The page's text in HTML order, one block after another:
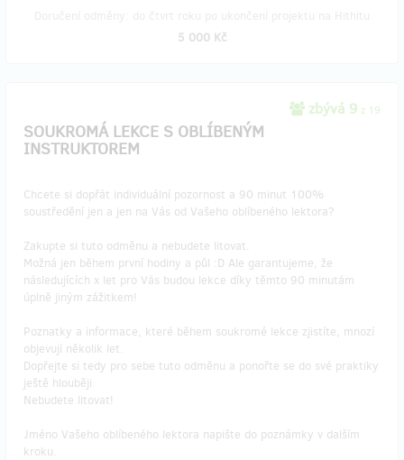
5 000 Kč
zbývá 9 z 19
SOUKROMÁ LEKCE S OBLÍBENÝM
INSTRUKTOREM
Chcete si dopřát individuální pozornost a 90 minut 100%
soustředění jen a jen na Vás od Vašeho oblíbeného lektora?
Zakupte si tuto odměnu a nebudete litovat.
Možná jen během první hodiny a půl :D Ale garantujeme, že
následujících x let pro Vás budou lekce díky těmto 90 minutám
úplně jiným zážitkem!
Poznatky a informace, které během soukromé lekce zjistíte, mnozí
objevují několik let.
Dopřejte si tedy pro sebe tuto odměnu a ponořte se do své praktiky
ještě hlouběji.
Nebudete litovat!
Jméno Vašeho oblíbeného lektora napište do poznámky v dalším
kroku.